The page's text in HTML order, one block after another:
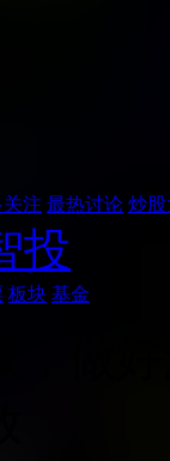
注 最热讨论 炒股
投
板块 基金
，做好